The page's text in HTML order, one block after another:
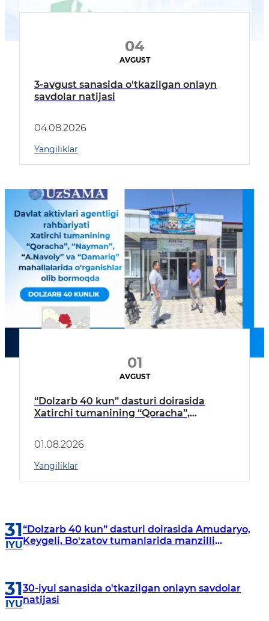
04
AVGUST
3-avgust sanasida o'tkazilgan onlayn
savdolar natijasi
04.08.2026
Yangiliklar
01
AVGUST
“Dolzarb 40 kun” dasturi doirasida
Xatirchi tumanining “Qoracha”,
borildi
01.08.2026
Yangiliklar
31
IYU
“Dolzarb 40 kun” dasturi doirasida Amudaryo,
Keygeli, Bo'zatov tumanlarida manzilli
31
IYU
30-iyul sanasida o'tkazilgan onlayn savdolar
natijasi